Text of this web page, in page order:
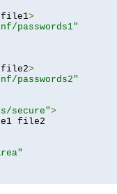
>
passwords1"
>
passwords2"
secure">
file2